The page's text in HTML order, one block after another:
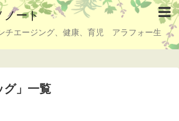
ノート
エージング、健康、育児 アラフォー生
グ」 一覧